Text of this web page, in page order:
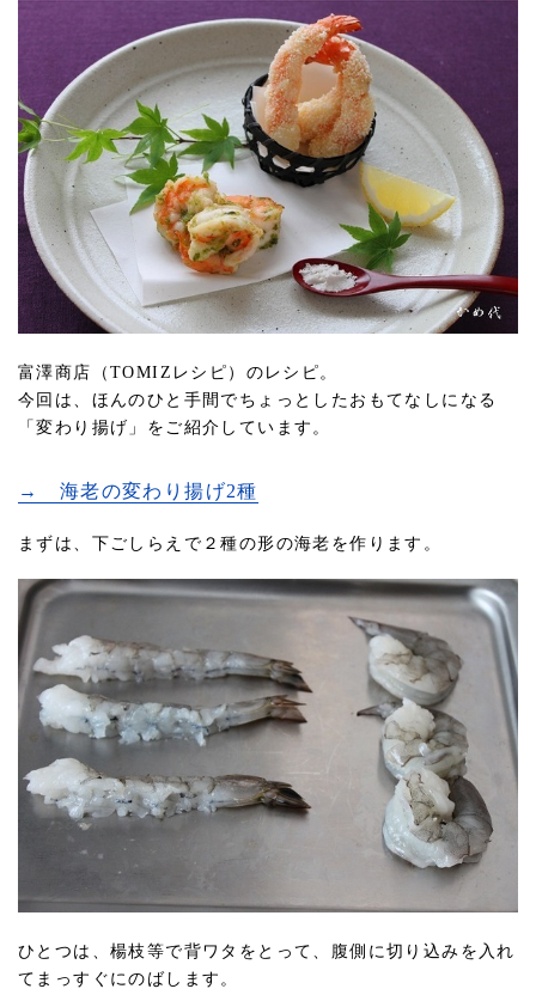
富澤商店（TOMIZレシピ）のレシピ。
今回は、ほんのひと手間でちょっとしたおもてなしになる
「変わり揚げ」をご紹介しています。
→ 海老の変わり揚げ2種
まずは、下ごしらえで２種の形の海老を作ります。
ひとつは、楊枝等で背ワタをとって、腹側に切り込みを入れ
てまっすぐにのばします。